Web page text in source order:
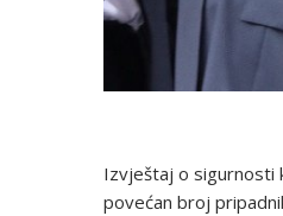
Izvještaj o sigurnosti
povećan broj